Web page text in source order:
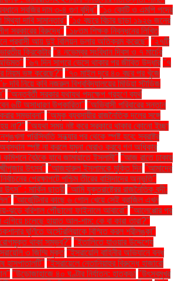
সবজির দাম ৩-৪ গুণ বৃদ্ধি" "১০ কোটি ও এমপি পদের
দাবি সামান্তার" "১৫ বছরে বিচার ছাড়া ১৯২৬ জনের
সরকারের বিরুদ্ধে" "১৮তম শিক্ষক নিবন্ধনের লিখিত
প্রবাসী আয় দুই বিলিয়ন ডলার অতিক্রম করেছে" "২৭টি
ক্রিকেটার "৪ নভেম্বর সংবিধান দিবস ও ৭ মার্চের
"৬৭ দিন সাগরে ভেসে থাকার পর জীবিত উদ্ধার "৭
নিয়ম ভঙ্গ করেছে?" "৭০ মাইল দূরে ৪০ বছর পর খুঁজে
দবি নিয়ে কবি নজরুল বিশ্ববিদ্যালয়ের মিডিয়া স্টাডিজ
"অন্তর্বর্তী সরকার যথাযথ পদক্ষেপ গ্রহণে ব্যর্থ
৬টি অসাধারণ উপকারিতা" "অভিবাসী পরিবারের সন্তান
সম্ভাবনা" "অমুক ব্যবসায়ীর রাজনৈতিক দলের সঙ্গে
না?" "অযথা সময় নষ্ট করে সরকারে থাকার কোনো ইচ্ছা
পরিস্থিতি সন্ধ্যার পর থেকে স্পষ্ট হবে: স্বরাষ্ট্র
স্পষ্ট না করলে যমুনা ঘেরাও করবে গণ অধিকার
কমিশনে বৈঠকে যাবে জামায়াতে ইসলামী" "আজ রাতে ঢাকায়
উৎসব" "আজহারুল ইসলামকে মুক্তি দিন "আমাদের
প্রেক্ষাপটে পশ্চিম তীরের বাসিন্দাদের অনুভূতি"
: মার্কিন ছাত্রী "আমি যুক্তরাষ্ট্রের রাজনৈতিক বন্দী:
"আর্জেন্টিনার কাছে ৬ গোল খেয়ে সেই ব্রাজিল এখন
ঝড়ে বরিশাল পৌঁছালো ফাইনালে আবারো" "আলেপ্পোর পর
এগিয়ে চলেছে হায়াত আল-শাম: কে বা কারা তারা?"
ঘূর্ণিতে অস্ট্রেলিয়াকে বিস্মিত করল শ্রীলঙ্কা"
থাকা সম্ভব?" "ইতালিতে যাওয়ার উদ্দেশ্যে
৩ জিম্মি মুক্ত "ইসরায়েলি বাহিনীর অভিযানে বন্ধ
হাসপাতালটি" "ইসরায়েলে নেতানিয়াহুর বিরুদ্ধে হাজারো
"উড়োজাহাজে ৪০ ঘণ্টার নির্যাতন: হাতকড়া "উৎসবমুখর